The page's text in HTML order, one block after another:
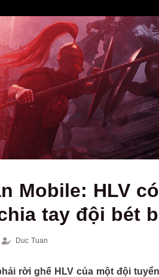
Mobile: HLV
tay đội bét
Duc Tuan
rời ghế HLV của một đội